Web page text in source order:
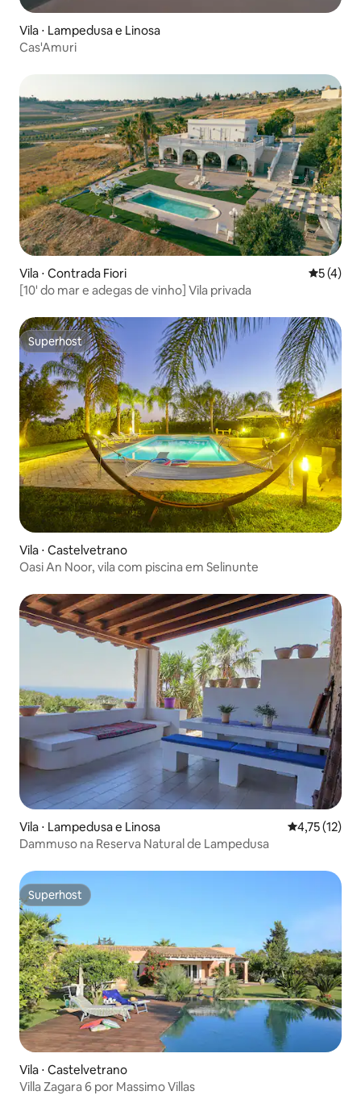
Vila ⋅ Lampedusa e Linosa
Cas'Amuri
Vila ⋅ Contrada Fiori 5 de
5 (4)
[10' do mar e adegas de vinho] Vila privada
Superhost
Superhost
Vila ⋅ Castelvetrano
Oasi An Noor, vila com piscina em Selinunte
Vila ⋅ Lampedusa e Linosa 4,75 de uma
4,75 (12)
Dammuso na Reserva Natural de Lampedusa
Superhost
Superhost
Vila ⋅ Castelvetrano
Villa Zagara 6 por Massimo Villas